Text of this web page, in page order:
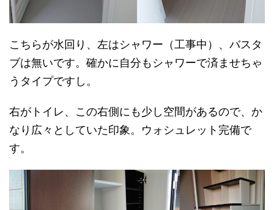
こちらが水回り、左はシャワー（工事中）、バスタ
ブは無いです。確かに自分もシャワーで済ませちゃ
うタイプですし。
右がトイレ、この右側にも少し空間があるので、か
なり広々としていた印象。ウォシュレット完備で
す。